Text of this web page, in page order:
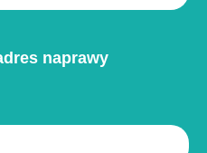
naprawy